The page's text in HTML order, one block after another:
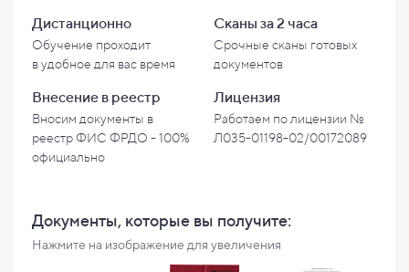
Дистанционно
Обучение проходит
вудобное для вас время
Сканы за 2 часа
Срочные сканы готовых
документов
Внесение в реестр
Вносим документы в
реестр ФИС ФРДО - 100%
официально
Лицензия
Работаем по лицензии №
Л035-01198-02/00172089
Документы, которые вы получите:
Нажмите на изображение для увеличения